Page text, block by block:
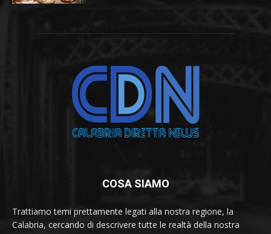
COSA SIAMO
Trattiamo temi prettamente legati alla nostra regione, la
Calabria, cercando di descrivere tutte le realtà della nostra